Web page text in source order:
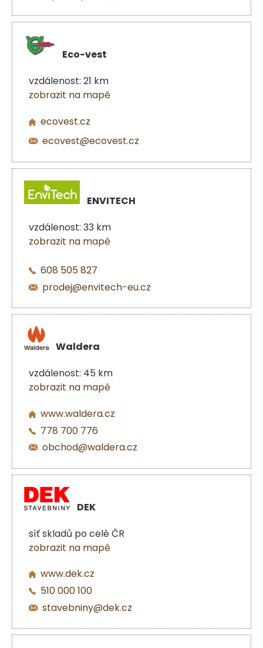
Eco-vest
vzdálenost: 21 km
zobrazit na mapě
ecovest.cz
ecovest@ecovest.cz
ENVITECH
vzdálenost: 33 km
zobrazit na mapě
608 505 827
prodej@envitech-eu.cz
Waldera
vzdálenost: 45 km
zobrazit na mapě
www.waldera.cz
778 700 776
obchod@waldera.cz
DEK
síť skladů po celé ČR
zobrazit na mapě
www.dek.cz
510 000 100
stavebniny@dek.cz